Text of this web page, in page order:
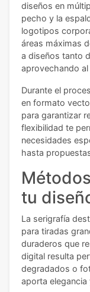
diseños en
pecho y la
logotipos
áreas máximas
a diseños tanto
aprovechando
Durante el
en formato
para garantizar
flexibilidad te
necesidades
hasta
tu
La serigrafía
para tiradas
duraderos que
digital resulta
degradados o
aporta